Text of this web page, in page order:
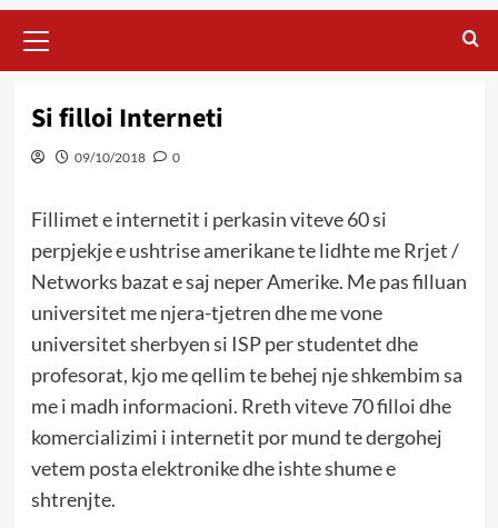
Menu
Si filloi Interneti
09/10/2018 0
Fillimet e internetit i perkasin viteve 60 si
perpjekje e ushtrise amerikane te lidhte me Rrjet /
Networks bazat e saj neper Amerike. Me pas filluan
universitet me njera-tjetren dhe me vone
universitet sherbyen si ISP per studentet dhe
profesorat, kjo me qellim te behej nje shkembim sa
me i madh informacioni. Rreth viteve 70 filloi dhe
komercializimi i internetit por mund te dergohej
vetem posta elektronike dhe ishte shume e
shtrenjte.